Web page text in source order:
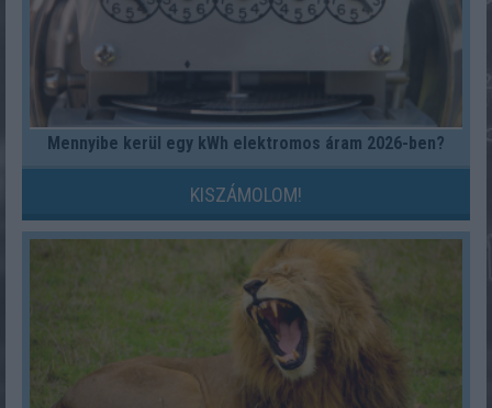
Mennyibe kerül egy kWh elektromos áram 2026-ben?
KISZÁMOLOM!